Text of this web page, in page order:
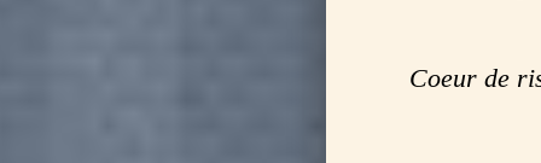
Coeur de